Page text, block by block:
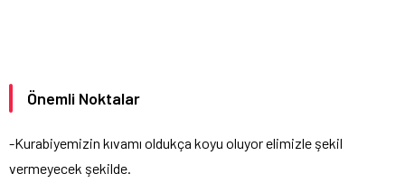
Önemli Noktalar
-Kurabiyemizin kıvamı oldukça koyu oluyor elimizle şekil
vermeyecek şekilde.